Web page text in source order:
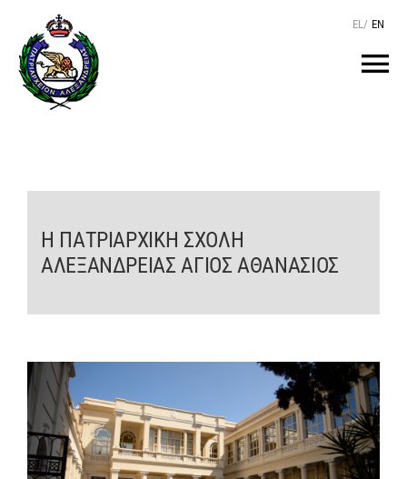
Μετάβαση
περιεχόμενο
EL/ EN
O ΠΑΤΡΙΑΡΧΗΣ
ΤΟ ΠΑΤΡΙΑΡΧΕΙΟ
KEIMENA
ΙΕΡΑΡΧΙΑ
ΜΗΤΡΟΠΟΛΕΙΣ & ΕΠΙΣΚΟΠΕΣ
Η ΠΑΤΡΙΑΡΧΙΚΗ ΣΧΟΛΗ
ΑΛΕΞΑΝΔΡΕΙΑΣ ΑΓΙΟΣ ΑΘΑΝΑΣΙΟΣ